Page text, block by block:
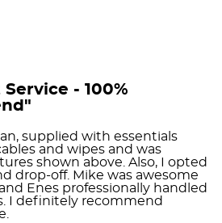
- 100%
supplied with essentials
and wipes and was
shown above. Also, I opted
drop-off. Mike was awesome
Enes professionally handled
I definitely recommend